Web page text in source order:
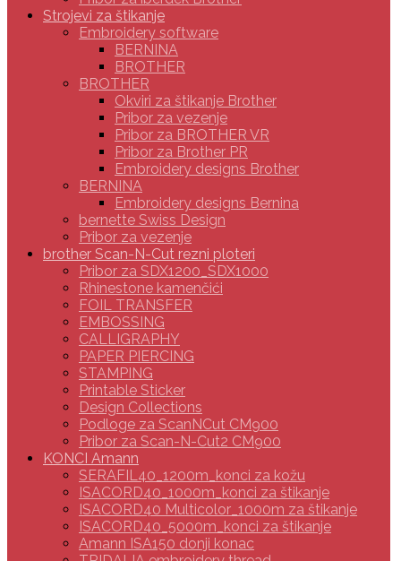
Strojevi za štikanje
Embroidery software
BERNINA
BROTHER
BROTHER
Okviri za štikanje Brother
Pribor za vezenje
Pribor za BROTHER VR
Pribor za Brother PR
Embroidery designs Brother
BERNINA
Embroidery designs Bernina
bernette Swiss Design
Pribor za vezenje
brother Scan-N-Cut rezni ploteri
Pribor za SDX1200_SDX1000
Rhinestone kamenčići
FOIL TRANSFER
EMBOSSING
CALLIGRAPHY
PAPER PIERCING
STAMPING
Printable Sticker
Design Collections
Podloge za ScanNCut CM900
Pribor za Scan-N-Cut2 CM900
KONCI Amann
SERAFIL40_1200m_konci za kožu
ISACORD40_1000m_konci za štikanje
ISACORD40 Multicolor_1000m za štikanje
ISACORD40_5000m_konci za štikanje
Amann ISA150 donji konac